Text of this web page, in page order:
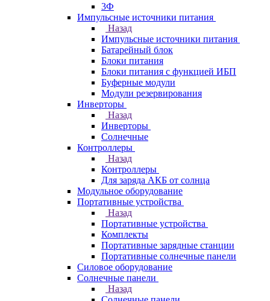
3Ф
Импульсные источники питания
Назад
Импульсные источники питания
Батарейный блок
Блоки питания
Блоки питания с функцией ИБП
Буферные модули
Модули резервирования
Инверторы
Назад
Инверторы
Солнечные
Контроллеры
Назад
Контроллеры
Для заряда АКБ от солнца
Модульное оборудование
Портативные устройства
Назад
Портативные устройства
Комплекты
Портативные зарядные станции
Портативные солнечные панели
Силовое оборудование
Солнечные панели
Назад